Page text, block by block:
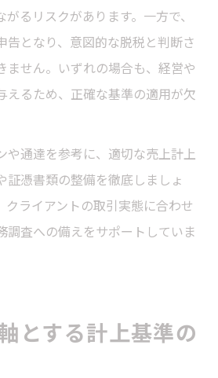
るリスクがあります。一方で、
告となり、意図的な脱税と判断さ
ません。いずれの場合も、経営や
えるため、正確な基準の適用が欠
や通達を参考に、適切な売上計上
証憑書類の整備を徹底しましょ
クライアントの取引実態に合わせ
調査への備えをサポートしていま
とする計上基準の